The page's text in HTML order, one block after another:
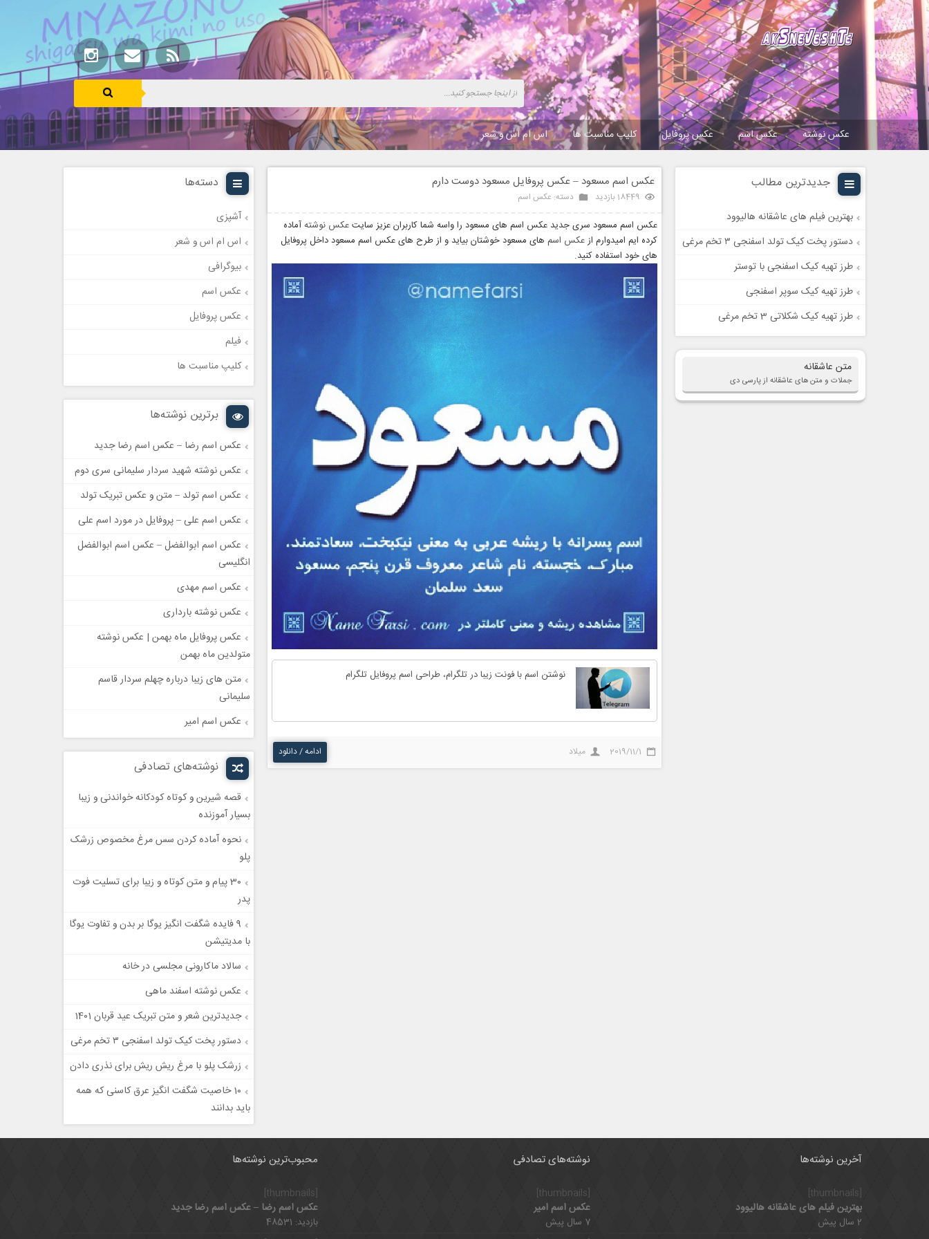
عکس نوشته عکس اسم عکس پروفایل کلیپ مناسبت ها اس ام اس و شعر
جدیدترین مطالب
بهترین فیلم های عاشقانه هالیوود
دستور پخت کیک تولد اسفنجی ۳ تخم مرغی
طرز تهیه کیک اسفنجی با توستر
طرز تهیه کیک سوپر اسفنجی
طرز تهیه کیک شکلاتی 3 تخم مرغی
متن عاشقانه
جملات و متن های عاشقانه از پارسی دی
عکس اسم مسعود – عکس پروفایل مسعود دوست دارم
18449 بازدید دسته: عکس اسم
عکس اسم مسعود سری جدید عکس اسم های مسعود را واسه شما کاربران عزیز سایت عکس نوشته آماده
کرده ایم امیدوارم از عکس اسم های مسعود خوشتان بیاید و از طرح های عکس اسم مسعود داخل پروفایل
های خود استفاده کنید.
نوشتن اسم با فونت زیبا در تلگرام، طراحی اسم پروفایل تلگرام
2019/11/1 میلاد ادامه / دانلود
دسته‌ها
آشپزی
اس ام اس و شعر
بیوگرافی
عکس اسم
عکس پروفایل
فیلم
کلیپ مناسبت ها
برترین نوشته‌ها
عکس اسم رضا – عکس اسم رضا جدید
عکس نوشته شهید سردار سلیمانی سری دوم
عکس اسم تولد – متن و عکس تبریک تولد
عکس اسم علی – پروفایل در مورد اسم علی
عکس اسم ابوالفضل – عکس اسم ابوالفضل
انگلیسی
عکس اسم مهدی
عکس نوشته بارداری
عکس پروفایل ماه بهمن | عکس نوشته
متولدین ماه بهمن
متن های زیبا درباره چهلم سردار قاسم
سلیمانی
عکس اسم امیر
نوشته‌های تصادفی
قصه شیرین و کوتاه کودکانه خواندنی و زیبا
بسیار آموزنده
نحوه آماده کردن سس مرغ مخصوص زرشک
پلو
30 پیام و متن کوتاه و زیبا برای تسلیت فوت
پدر
9 فایده شگفت انگیز یوگا بر بدن و تفاوت یوگا
با مدیتیشن
سالاد ماکارونی مجلسی در خانه
عکس نوشته اسفند ماهی
جدیدترین شعر و متن تبریک عید قربان 1401
دستور پخت کیک تولد اسفنجی ۳ تخم مرغی
زرشک پلو با مرغ ریش ریش برای نذری دادن
10 خاصیت شگفت انگیز عرق کاسنی که همه
باید بدانند
آخرین نوشته‌ها
بهترین فیلم های عاشقانه هالیوود
2 سال پیش
نوشته‌های تصادفی
[thumbnails]
عکس اسم امیر
7 سال پیش
محبوب‌ترین نوشته‌ها
[thumbnails]
عکس اسم رضا – عکس اسم رضا جدید
بازدید: 48531